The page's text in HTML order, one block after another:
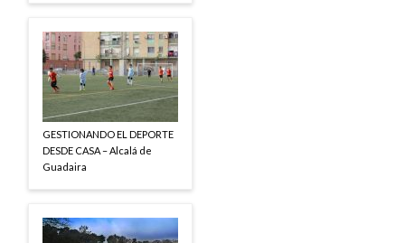
GESTIONANDO EL DEPORTE
DESDE CASA – Alcalá de
Guadaira